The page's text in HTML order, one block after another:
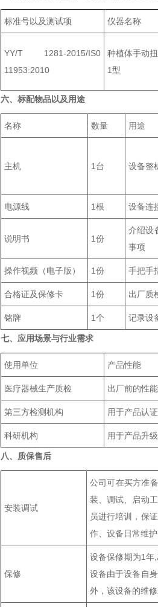
标准号以及测试项 仪器名称
YY/T 1281-2015/IS0
11953:2010
种植体手动
1型
六、标配物品以及用途
名称 数量 用途
主机 1台 设备整
电源线 1根 设备连
说明书 1份
介绍设
事项
操作视频（电子版） 1份 手把手
合格证及保修卡 1份 出厂质
铭牌 1个 记录设
七、应用场景与行业需求
使用单位 产品性能
‌医疗器械生产质检 出厂前的性
‌第三方检测机构 用于产品认
科研机构 用于产品升
八、质保售后
安装调试
公司可在买方准
装、调试、启动
员进行培训，保
作、设备日常维护
保修
设备保修期为1年
设备由于设备自
外，该设备的维